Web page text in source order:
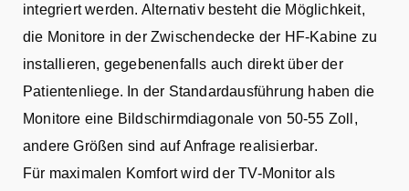
integriert werden. Alternativ besteht die Möglichkeit,
die Monitore in der Zwischendecke der HF-Kabine zu
installieren, gegebenenfalls auch direkt über der
Patientenliege. In der Standardausführung haben die
Monitore eine Bildschirmdiagonale von 50-55 Zoll,
andere Größen sind auf Anfrage realisierbar.
Für maximalen Komfort wird der TV-Monitor als